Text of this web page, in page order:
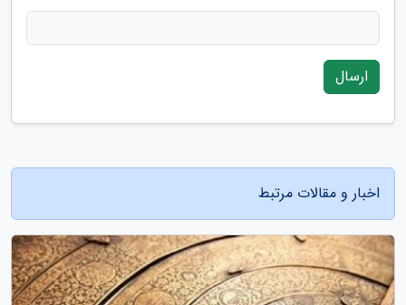
ارسال
اخبار و مقالات مرتبط